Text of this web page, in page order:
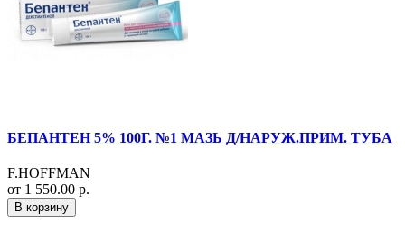
БЕПАНТЕН 5% 100Г. №1 МАЗЬ Д/НАРУЖ.ПРИМ. ТУБА
F.HOFFMAN
от 1 550.00 р.
В корзину